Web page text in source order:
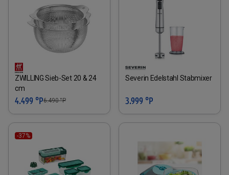
ZWILLING Sieb-Set 20 & 24
cm
4.499 °P6.490°P
Severin Edelstahl Stabmixer
3.999 °P
-37%